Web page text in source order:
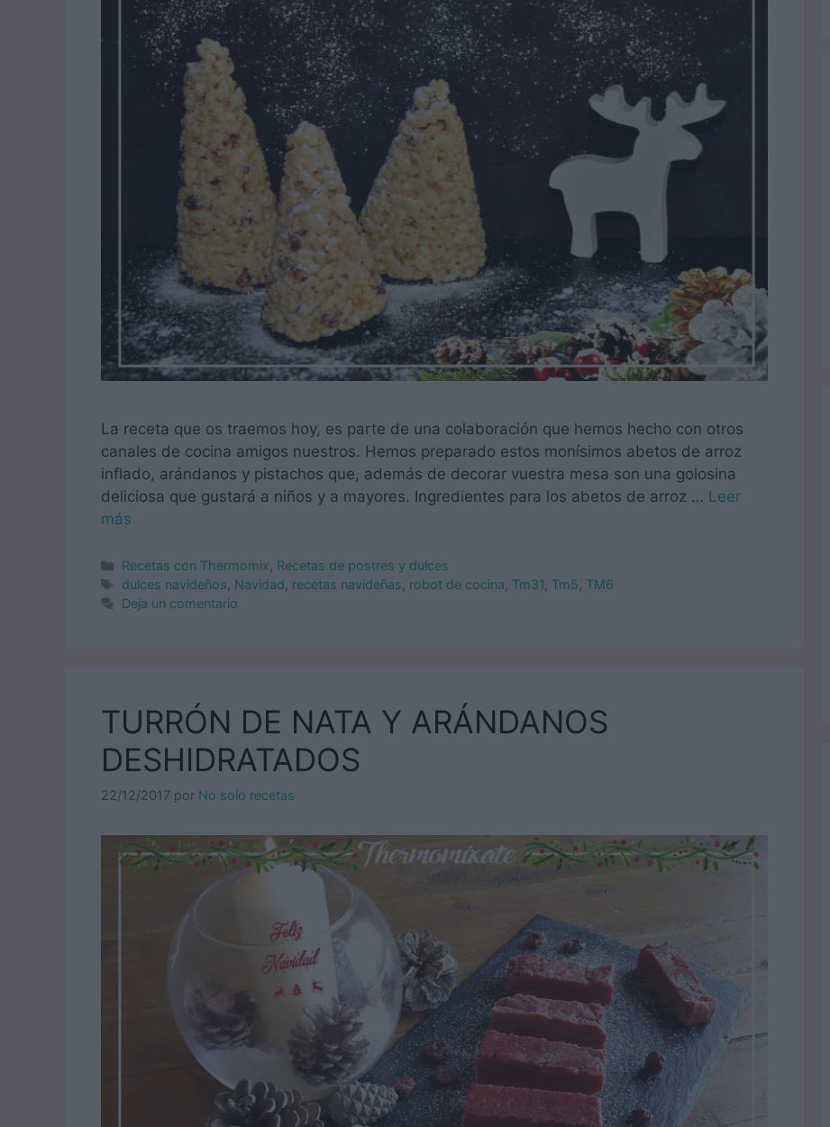
La receta que os traemos hoy, es parte de una colaboración que hemos hecho con otros
canales de cocina amigos nuestros. Hemos preparado estos monísimos abetos de arroz
inflado, arándanos y pistachos que, además de decorar vuestra mesa son una golosina
deliciosa que gustará a niños y a mayores. Ingredientes para los abetos de arroz … Leer
más
Categorías
Recetas con Thermomix, Recetas de postres y dulces
Etiquetas
dulces navideños, Navidad, recetas navideñas, robot de cocina, Tm31, Tm5, TM6
Deja un comentario
TURRÓN DE NATA Y ARÁNDANOS
DESHIDRATADOS
22/12/2017 por No solo recetas